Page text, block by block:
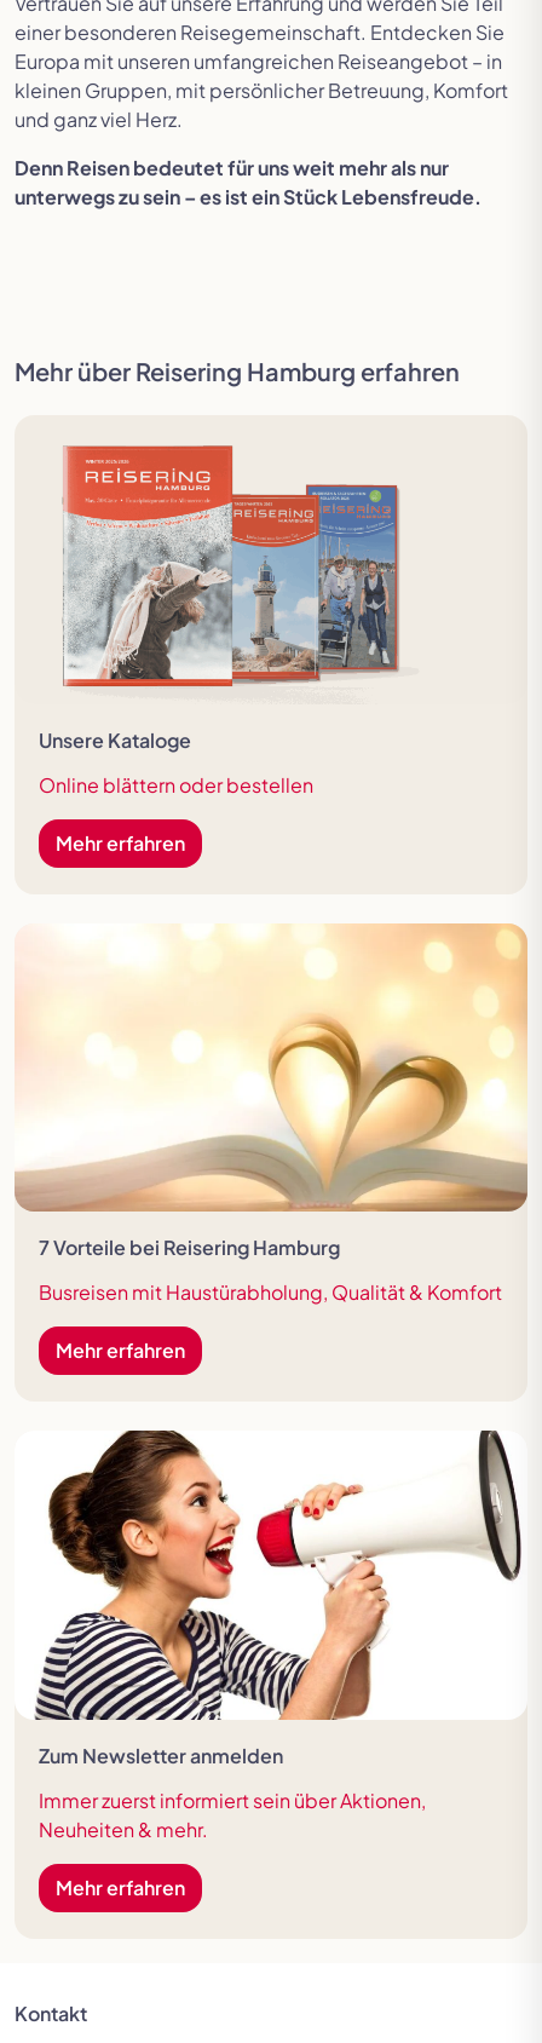
einer besonderen Reisegemeinschaft. Entdecken Sie
Europa mit unseren umfangreichen Reiseangebot – in
kleinen Gruppen, mit persönlicher Betreuung, Komfort
und ganz viel Herz.
Denn Reisen bedeutet für uns weit mehr als nur
unterwegs zu sein – es ist ein Stück Lebensfreude.
Mehr über Reisering Hamburg erfahren
Unsere Kataloge
Online blättern oder bestellen
Mehr erfahren
7 Vorteile bei Reisering Hamburg
Busreisen mit Haustürabholung, Qualität & Komfort
Mehr erfahren
Zum Newsletter anmelden
Immer zuerst informiert sein über Aktionen,
Neuheiten & mehr.
Mehr erfahren
Kontakt